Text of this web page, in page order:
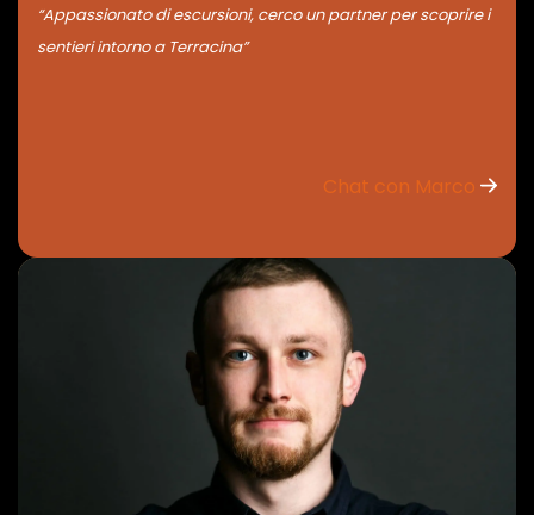
“Appassionato di escursioni, cerco un partner per scoprire i
sentieri intorno a Terracina”
Chat con Marco